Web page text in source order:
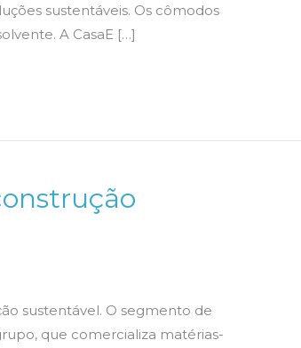
sustentáveis. Os cômodos
A CasaE […]
sustentável. O segmento de
que comercializa matérias-